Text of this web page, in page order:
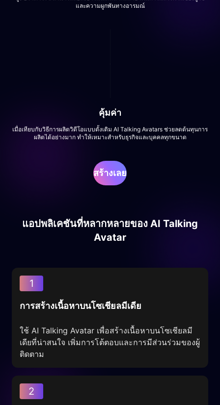
และความผูกพันทางอารมณ์
คุ้มค่า
เมื่อเทียบกับวิธีการผลิตวิดีโอแบบดั้งเดิม AI Talking Avatars ช่วยลดต้นทุนการ
ผลิตได้อย่างมาก ทำให้เหมาะสำหรับธุรกิจและบุคคลทุกขนาด
สร้างเลย
แอปพลิเคชันที่หลากหลายของ AI Talking
Avatar
1
การสร้างเนื้อหาบนโซเชียลมีเดีย
ใช้ AI Talking Avatar เพื่อสร้างเนื้อหาบนโซเชียลมี
เดียที่น่าสนใจ เพิ่มการโต้ตอบและการมีส่วนร่วมของผู้
ติดตาม
2